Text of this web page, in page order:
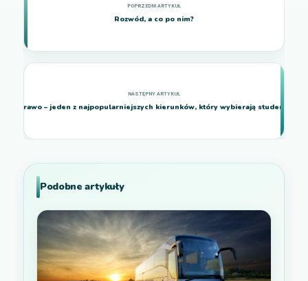
Rozwód, a co po nim?
Prawo – jeden z najpopularniejszych kierunków, który wybierają studenci
Podobne artykuły